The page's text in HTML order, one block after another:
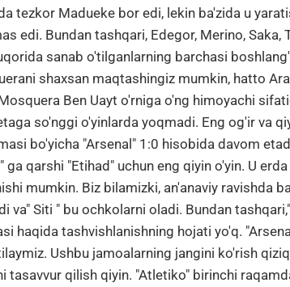
tezkor Madueke bor edi, lekin ba'zida u
edi. Bundan tashqari, Edegor, Merino, Saka,
sanab o'tilganlarning barchasi
shaxsan maqtashingiz mumkin, hatto
Ben Uayt o'rniga o'ng himoyachi
so'nggi o'yinlarda yoqmadi. Eng og'ir va
bo'yicha "Arsenal" 1:0 hisobida davom
qarshi "Etihad" uchun eng qiyin o'yin. U
mumkin. Biz bilamizki, an'anaviy ravishda
va" Siti " bu ochkolarni oladi. Bundan
haqida tashvishlanishning hojati yo'q.
Ushbu jamoalarning jangini ko'rish
tasavvur qilish qiyin. "Atletiko" birinchi